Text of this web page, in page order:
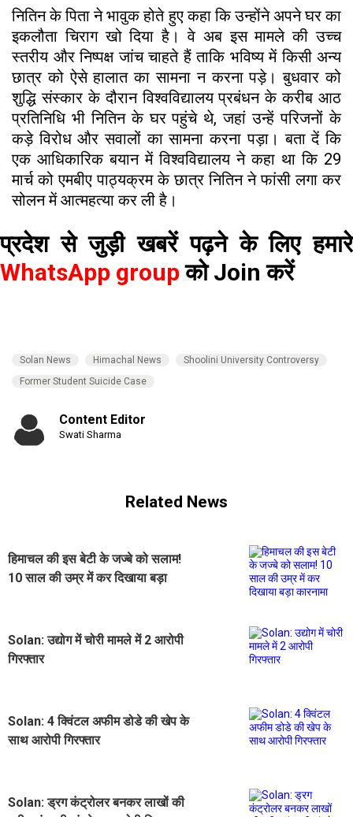
नितिन के पिता ने भावुक होते हुए कहा कि उन्होंने अपने घर का
इकलौता चिराग खो दिया है। वे अब इस मामले की उच्च
स्तरीय और निष्पक्ष जांच चाहते हैं ताकि भविष्य में किसी अन्य
छात्र को ऐसे हालात का सामना न करना पड़े। बुधवार को
शुद्धि संस्कार के दौरान विश्वविद्यालय प्रबंधन के करीब आठ
प्रतिनिधि भी नितिन के घर पहुंचे थे, जहां उन्हें परिजनों के
कड़े विरोध और सवालों का सामना करना पड़ा। बता दें कि
एक आधिकारिक बयान में विश्वविद्यालय ने कहा था कि 29
मार्च को एमबीए पाठ्यक्रम के छात्र नितिन ने फांसी लगा कर
सोलन में आत्महत्या कर ली है।
प्रदेश से जुड़ी खबरें पढ़ने के लिए हमारे
WhatsApp groupको Join करें
Solan News Himachal News
Shoolini University Controversy
Former Student Suicide Case
Content Editor
Swati Sharma
Related News
हिमाचल की इस बेटी के जज्बे को सलाम!
10 साल की उम्र में कर दिखाया बड़ा
Solan: उद्योग में चोरी मामले में 2 आरोपी
गिरफ्तार
Solan: 4 क्विंटल अफीम डोडे की खेप के
साथ आरोपी गिरफ्तार
Solan: ड्रग कंट्रोलर बनकर लाखों की